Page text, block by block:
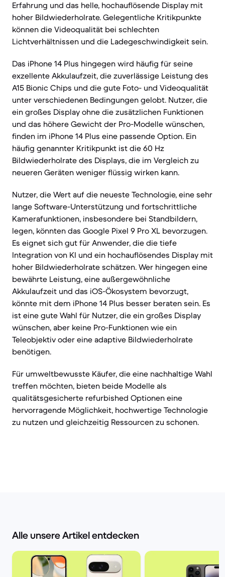
Erfahrung und das helle, hochauflösende Display mit
hoher Bildwiederholrate. Gelegentliche Kritikpunkte
können die Videoqualität bei schlechten
Lichtverhältnissen und die Ladegeschwindigkeit sein.
Das iPhone 14 Plus hingegen wird häufig für seine
exzellente Akkulaufzeit, die zuverlässige Leistung des
A15 Bionic Chips und die gute Foto- und Videoqualität
unter verschiedenen Bedingungen gelobt. Nutzer, die
ein großes Display ohne die zusätzlichen Funktionen
und das höhere Gewicht der Pro-Modelle wünschen,
finden im iPhone 14 Plus eine passende Option. Ein
häufig genannter Kritikpunkt ist die 60 Hz
Bildwiederholrate des Displays, die im Vergleich zu
neueren Geräten weniger flüssig wirken kann.
Nutzer, die Wert auf die neueste Technologie, eine sehr
lange Software-Unterstützung und fortschrittliche
Kamerafunktionen, insbesondere bei Standbildern,
legen, könnten das Google Pixel 9 Pro XL bevorzugen.
Es eignet sich gut für Anwender, die die tiefe
Integration von KI und ein hochauflösendes Display mit
hoher Bildwiederholrate schätzen. Wer hingegen eine
bewährte Leistung, eine außergewöhnliche
Akkulaufzeit und das iOS-Ökosystem bevorzugt,
könnte mit dem iPhone 14 Plus besser beraten sein. Es
ist eine gute Wahl für Nutzer, die ein großes Display
wünschen, aber keine Pro-Funktionen wie ein
Teleobjektiv oder eine adaptive Bildwiederholrate
benötigen.
Für umweltbewusste Käufer, die eine nachhaltige Wahl
treffen möchten, bieten beide Modelle als
qualitätsgesicherte refurbished Optionen eine
hervorragende Möglichkeit, hochwertige Technologie
zu nutzen und gleichzeitig Ressourcen zu schonen.
Alle unsere Artikel entdecken